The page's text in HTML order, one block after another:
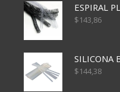
$143,86
$144,38